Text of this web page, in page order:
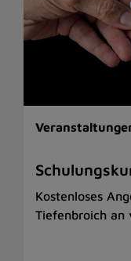
Kostenloses
Tiefenbroich an